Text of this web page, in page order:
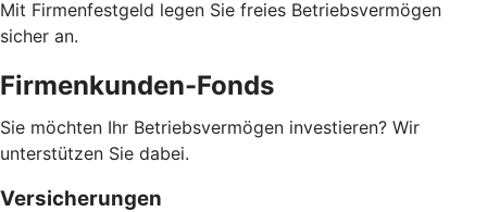
Mit Firmenfestgeld legen Sie freies Betriebsvermögen
sicher an.
Firmenkunden-Fonds
Sie möchten Ihr Betriebsvermögen investieren? Wir
unterstützen Sie dabei.
Versicherungen